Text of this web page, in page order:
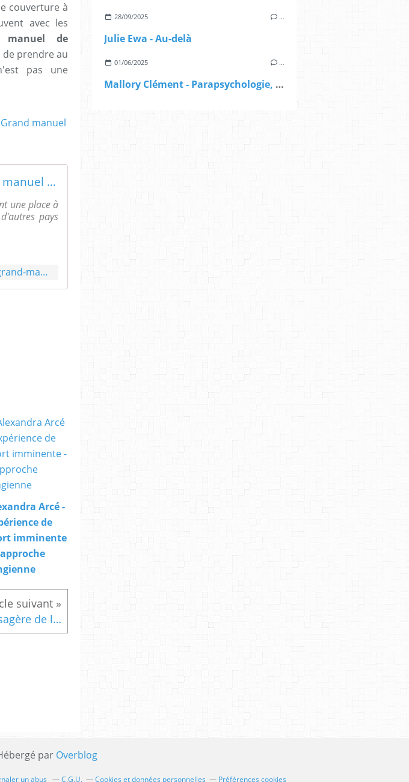
couverture à
avec les
manuel de
de prendre au
pas une
Grand manuel de parapsychologie scientifique
une place à
pays
https://www.dunod.com/sciences-humaines-et-sociales/grand-manuel-parapsychologie-scientifique
Arcé -
de
imminente
Lucie Gilles - Messagère de lumière
28/09/2025 …
Julie Ewa - Au-delà
01/06/2025 …
Mallory Clément - Parapsychologie, démystifier le pseudo-scepticisme
par Overblog
un abus C.G.U. Cookies et données personnelles Préférences cookies